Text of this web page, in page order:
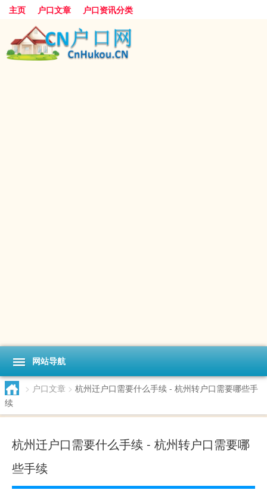
主页 户口文章 户口资讯分类
网站导航
> 户口文章 > 杭州迁户口需要什么手续 - 杭州转户口需要哪些手
续
杭州迁户口需要什么手续 - 杭州转户口需要哪
些手续